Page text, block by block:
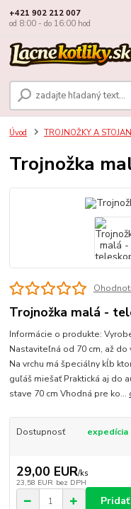
+421 902 212 007
od 8:00 - do 16:00 hod
Úvod TROJNOŽKY A
Trojnožka
Trojnožka malá -
Informácie o produkte:
Nastaviteľná od 70 cm, až do
Na vrchu má špeciálny kĺb
guľáš miešať Praktická aj do
stave 70 cm Vhodná pre ko...
Dostupnosť expedícia
29,00 EUR/ks
23,58 EUR bez DPH